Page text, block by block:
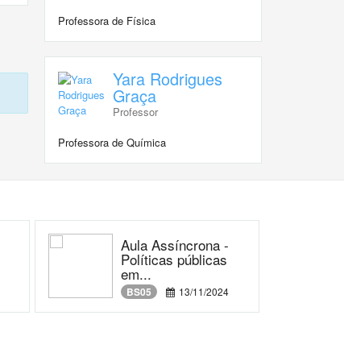
Professora de Física
Yara Rodrigues
Graça
Professor
Professora de Química
Aula Assíncrona -
Políticas públicas
em...
BS05 13/11/2024